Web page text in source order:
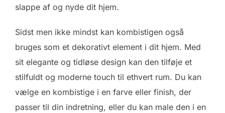
slappe af og nyde dit hjem.
Sidst men ikke mindst kan kombistigen også
bruges som et dekorativt element i dit hjem. Med
sit elegante og tidløse design kan den tilføje et
stilfuldt og moderne touch til ethvert rum. Du kan
vælge en kombistige i en farve eller finish, der
passer til din indretning, eller du kan male den i en